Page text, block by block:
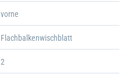
vorne
Flachbalkenwischblatt
2